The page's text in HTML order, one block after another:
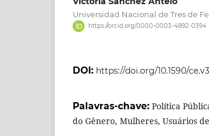
Universidad Nacional de Tres de
https://orcid.org/0000-0003-4892-0394
DOI: https://doi.org/10.1590/
Palavras-chave: Política
do Gênero, Mulheres, Usuários